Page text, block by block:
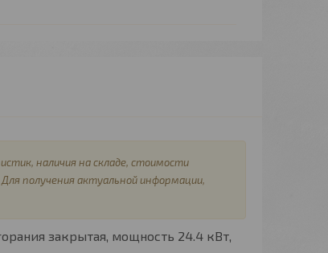
наличия на складе, стоимости
получения актуальной информации,
закрытая, мощность 24.4 кВт,